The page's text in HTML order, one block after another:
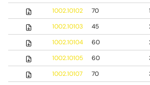
1002.10102
70
1002.10103
45
1002.10104
60
1002.10105
60
1002.10107
70